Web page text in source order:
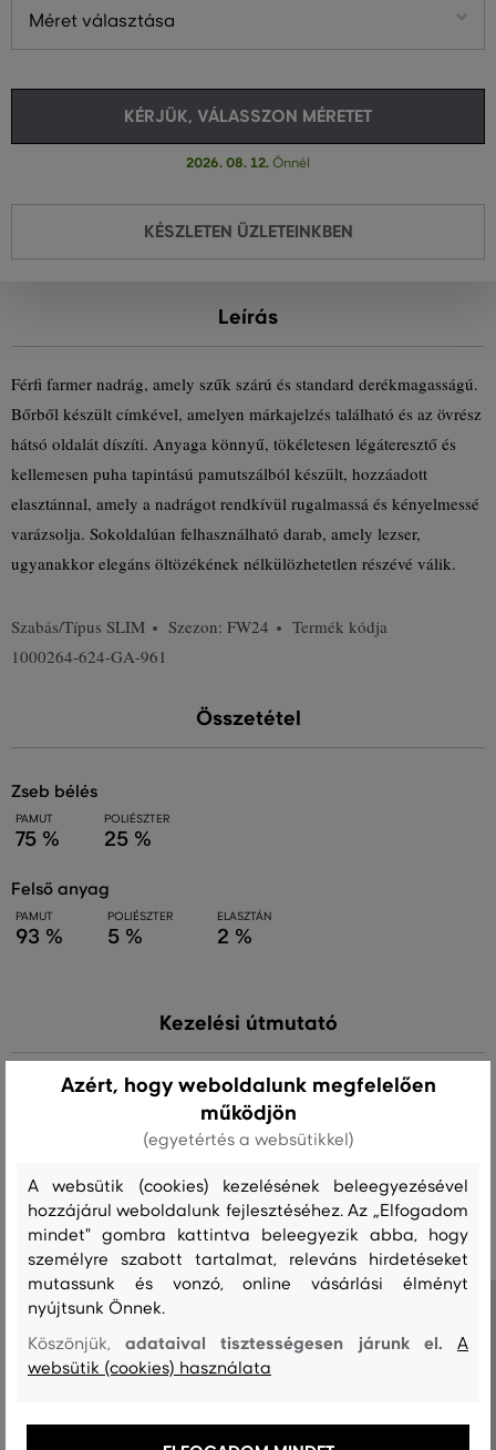
Méret választása
KÉRJÜK, VÁLASSZON MÉRETET
2026. 08. 12. Önnél
KÉSZLETEN ÜZLETEINKBEN
Leírás
Férfi farmer nadrág, amely szűk szárú és standard derékmagasságú.
Bőrből készült címkével, amelyen márkajelzés található és az övrész
hátsó oldalát díszíti. Anyaga könnyű, tökéletesen légáteresztő és
kellemesen puha tapintású pamutszálból készült, hozzáadott
elasztánnal, amely a nadrágot rendkívül rugalmassá és kényelmessé
varázsolja. Sokoldalúan felhasználható darab, amely lezser,
ugyanakkor elegáns öltözékének nélkülözhetetlen részévé válik.
Szabás/Típus SLIM Szezon: FW24
Termék kódja
1000264-624-GA-961
Összetétel
zseb bélés
PAMUT
75 %
POLIÉSZTER
25 %
felső anyag
PAMUT
93 %
POLIÉSZTER
5 %
ELASZTÁN
2 %
Kezelési útmutató
FEHÉRÍTÉS SZÁRÍTÁS VASALÁS TISZTÍTÁS
Ajánlott termékek
Azért, hogy weboldalunk megfelelően
működjön
(egyetértés a websütikkel)
A websütik (cookies) kezelésének beleegyezésével
hozzájárul weboldalunk fejlesztéséhez. Az „Elfogadom
mindet" gombra kattintva beleegyezik abba, hogy
személyre szabott tartalmat, releváns hirdetéseket
mutassunk és vonzó, online vásárlási élményt
nyújtsunk Önnek.
Köszönjük,adataival tisztességesen járunk el.A
websütik (cookies) használata